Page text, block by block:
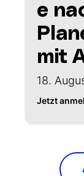
e
mit
18.
Jetzt